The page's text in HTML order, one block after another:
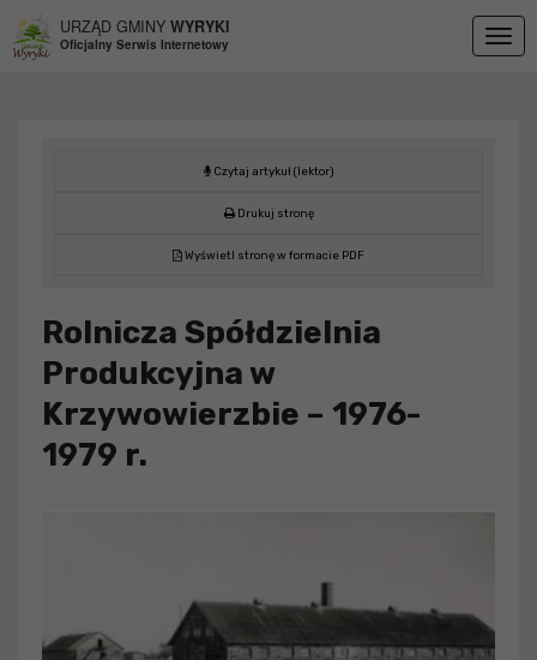
URZĄD GMINY WYRYKI
Oficjalny Serwis Internetowy
Czytaj artykuł (lektor)
Drukuj stronę
Wyświetl stronę w formacie PDF
Rolnicza Spółdzielnia
Produkcyjna w
Krzywowierzbie – 1976-
1979 r.